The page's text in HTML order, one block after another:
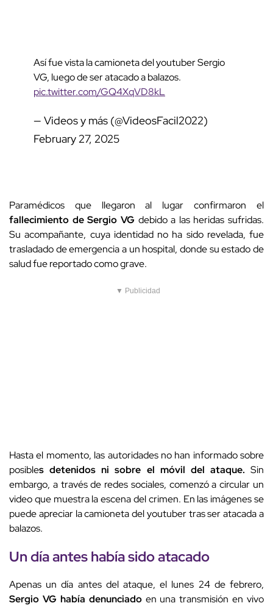
Así fue vista la camioneta del youtuber Sergio
VG, luego de ser atacado a balazos.
pic.twitter.com/GQ4XqVD8kL
— Videos y más (@VideosFacil2022)
February 27, 2025
Paramédicos que llegaron al lugar confirmaron el
fallecimiento de Sergio VG debido a las heridas sufridas.
Su acompañante, cuya identidad no ha sido revelada, fue
trasladado de emergencia a un hospital, donde su estado de
salud fue reportado como grave.
▼ Publicidad
Hasta el momento, las autoridades no han informado sobre
posibles detenidos ni sobre el móvil del ataque. Sin
embargo, a través de redes sociales, comenzó a circular un
video que muestra la escena del crimen. En las imágenes se
puede apreciar la camioneta del youtuber tras ser atacada a
balazos.
Un día antes había sido atacado
Apenas un día antes del ataque, el lunes 24 de febrero,
Sergio VG había denunciadoen una transmisión en vivo